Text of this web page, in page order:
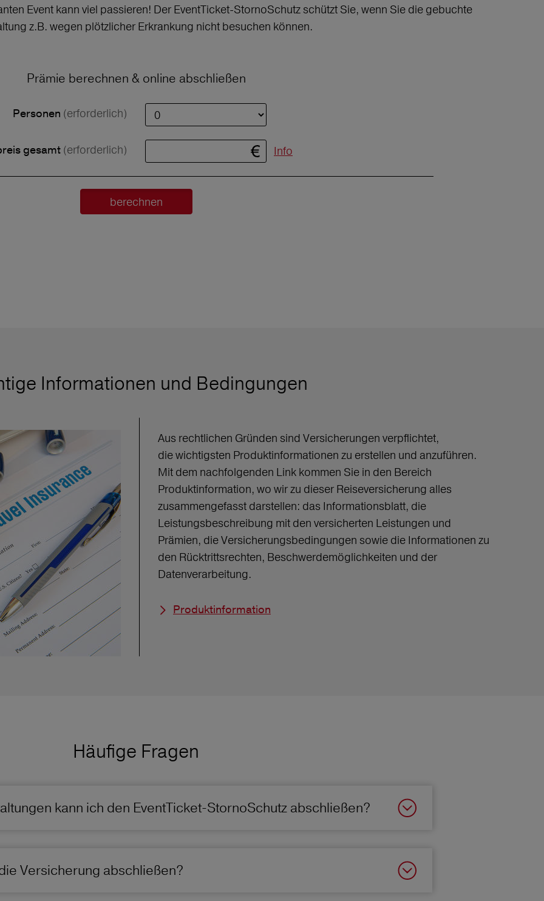
Event kann viel passieren! Der EventTicket-StornoSchutz schützt Sie, wenn Sie die gebuchte
z.B. wegen plötzlicher Erkrankung nicht besuchen können.
Prämie berechnen & online abschließen
Personen (erforderlich)
gesamt (erforderlich) Info
berechnen
Informationen und Bedingungen
Aus rechtlichen Gründen sind Versicherungen verpflichtet,
die wichtigsten Produktinformationen zu erstellen und anzuführen.
Mit dem nachfolgenden Link kommen Sie in den Bereich
Produktinformation, wo wir zu dieser Reiseversicherung alles
zusammengefasst darstellen: das Informationsblatt, die
Leistungsbeschreibung mit den versicherten Leistungen und
Prämien, die Versicherungsbedingungen sowie die Informationen zu
den Rücktrittsrechten, Beschwerdemöglichkeiten und der
Datenverarbeitung.
Produktinformation
Häufige Fragen
kann ich den EventTicket-StornoSchutz abschließen?
Versicherung abschließen?